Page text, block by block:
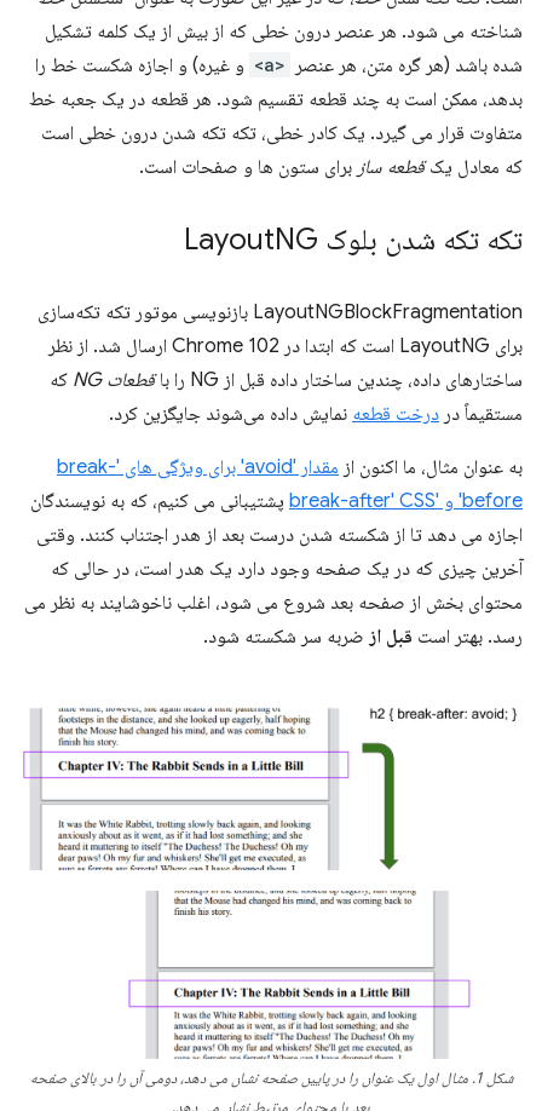
شناخته می شود. هر عنصر درون خطی که از بیش از یک کلمه تشکیل
شده باشد (هر گره متن، هر عنصر
<a>
و غیره) و اجازه شکست خط را
بدهد، ممکن است به چند قطعه تقسیم شود. هر قطعه در یک جعبه خط
متفاوت قرار می گیرد. یک کادر خطی، تکه تکه شدن درون خطی است
که معادل یکقطعه ساز برای ستون ها و صفحات است.
تکه تکه شدن بلوک Layout NG
LayoutNGBlockFragmentation بازنویسی موتور تکه تکه‌سازی
برای LayoutNG است که ابتدا در Chrome 102 ارسال شد. از نظر
ساختارهای داده، چندین ساختار داده قبل از NG را با
قطعات NG
که
مستقیماً در درخت قطعه نمایش داده می‌شوند جایگزین کرد.
به عنوان مثال، ما اکنون از
مقدار 'avoid' برای ویژگی های 'break-
before' و 'break-after' CSS
پشتیبانی می کنیم، که به نویسندگان
اجازه می دهد تا از شکسته شدن درست بعد از هدر اجتناب کنند. وقتی
آخرین چیزی که در یک صفحه وجود دارد یک هدر است، در حالی که
محتوای بخش از صفحه بعد شروع می شود، اغلب ناخوشایند به نظر می
رسد. بهتر است قبل از ضربه سر شکسته شود.
شکل 1. مثال اول یک عنوان را در پایین صفحه نشان می دهد، دومی آن را در بالای صفحه
بعد با محتوای مرتبط نشان می دهد.